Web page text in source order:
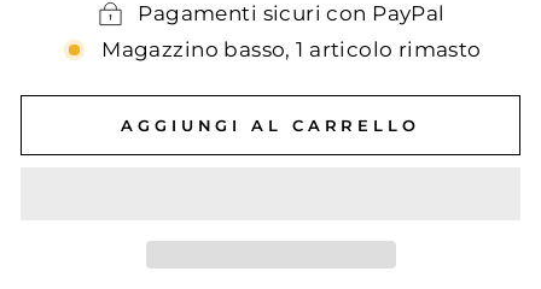
Pagamenti sicuri con PayPal
Magazzino basso, 1 articolo rimasto
AGGIUNGI AL CARRELLO